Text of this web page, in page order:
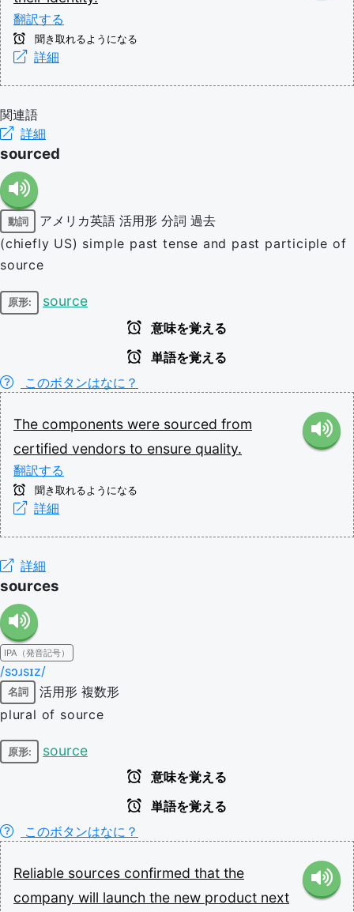
翻訳する
聞き取れるようになる
詳細
関連語
詳細
sourced
動詞 アメリカ英語 活用形 分詞 過去
(chiefly US) simple past tense and past participle of
source
原形: source
意味を覚える
単語を覚える
このボタンはなに？
The components were sourced from
certified vendors to ensure quality.
翻訳する
聞き取れるようになる
詳細
詳細
sources
IPA（発音記号）
/sɔɹsɪz/
名詞 活用形 複数形
plural of source
原形: source
意味を覚える
単語を覚える
このボタンはなに？
Reliable sources confirmed that the
company will launch the new product next